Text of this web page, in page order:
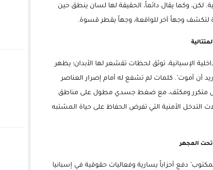
وكما يقال دائماً، الحقيقة لها لسان ينطق حين
وجهاً آخر للواقعة، وجهاً يقطر قسوة.
الإسبانية، توثق لحظات تقشعر لها الأبدان؛ يظهر
أن أموت’. كلمات لم تشفع له أمام إصرار العناصر
متكرر ومكثف، مع ضغط جسدي مطول على مناطق
التدخل الأمنية التي تفرض الحفاظ على حياة المشتبه
تحت المجهر
دفع أحزاباً يسارية وفعاليات حقوقية في إسبانيا